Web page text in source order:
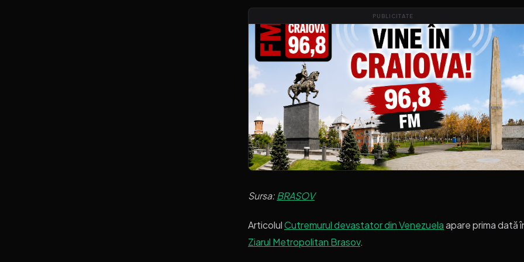
PUBLICITATE
Sursa:BRASOV
ArticolulCutremurul devastator din Venezuelaapare prima dată
Ziarul Metropolitan Brasov.